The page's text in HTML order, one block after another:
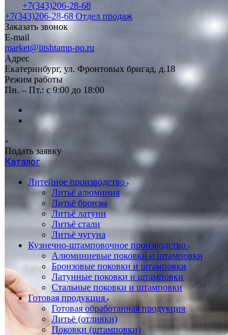
+7(343)206-28-68
+7(343)206-28-68 Отдел продаж
Заказать звонок
E-mail
market@litshtamp-po.ru
Адрес
Екатеринбург, ул. Фронтовых бригад, д.18
Режим работы
Пн. – Пт.: с 9:00 до 18:00
Подать заявку
Каталог
Литейное производство
Литьё алюминия
Литьё бронзы
Литьё латуни
Литьё стали
Литьё чугуна
Кузнечно-штамповочное производство
Алюминиевые поковки и штамповки
Бронзовые поковки и штамповки
Латунные поковки и штамповки
Стальные поковки и штамповки
Готовая продукция
Готовая обработанная продукция
Литьё (отливки)
Поковки (штамповки)